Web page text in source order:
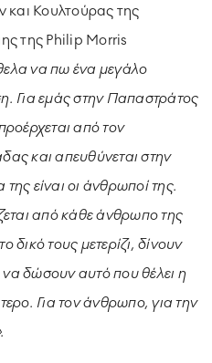
και Κουλτούρας της
της Philip Morris
να πω ένα μεγάλο
Για εμάς στην Παπαστράτος
από τον
και απευθύνεται στην
είναι οι άνθρωποί της.
από κάθε άνθρωπο της
δικό τους μετερίζι, δίνουν
δώσουν αυτό που θέλει η
Για τον άνθρωπο, για την